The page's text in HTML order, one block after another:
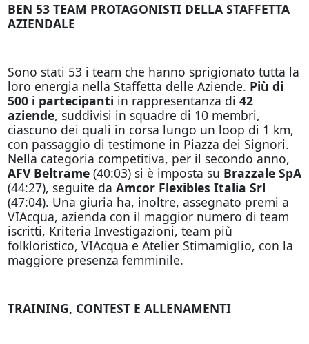
BEN 53 TEAM PROTAGONISTI DELLA STAFFETTA
AZIENDALE
Sono stati 53 i team che hanno sprigionato tutta la
loro energia nella Staffetta delle Aziende. Più di
500 i partecipanti in rappresentanza di 42
aziende, suddivisi in squadre di 10 membri,
ciascuno dei quali in corsa lungo un loop di 1 km,
con passaggio di testimone in Piazza dei Signori.
Nella categoria competitiva, per il secondo anno,
AFV Beltrame(40:03) si è imposta su Brazzale SpA
(44:27), seguite da Amcor Flexibles Italia Srl
(47:04). Una giuria ha, inoltre, assegnato premi a
VIAcqua, azienda con il maggior numero di team
iscritti, Kriteria Investigazioni, team più
folkloristico, VIAcqua e Atelier Stimamiglio, con la
maggiore presenza femminile.
TRAINING, CONTEST E ALLENAMENTI